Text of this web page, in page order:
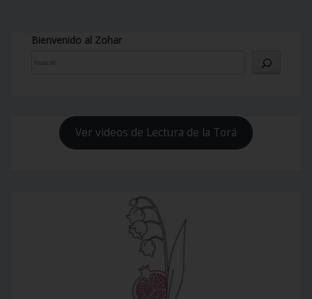
Bienvenido al Zohar
Ver videos de Lectura de la Torá